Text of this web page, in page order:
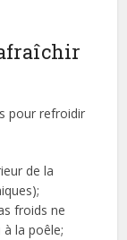
pour refroidir
de la
froids ne
la poêle;